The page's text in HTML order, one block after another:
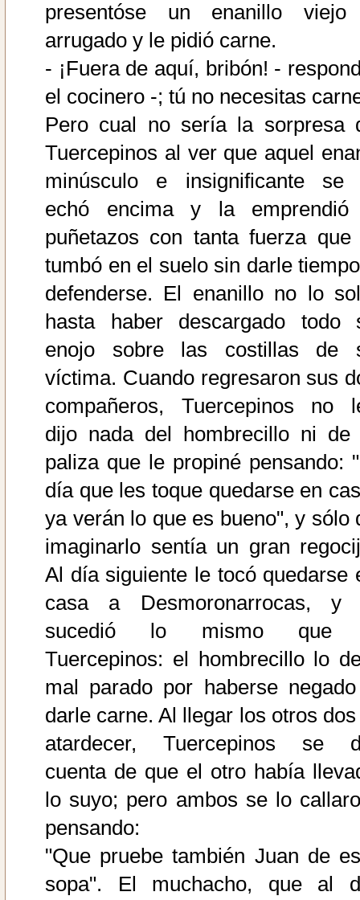
presentóse un enanillo
arrugado y le pidió carne.
- ¡Fuera de aquí, bribón! -
el cocinero -; tú no necesitas
Pero cual no sería la sorpresa
Tuercepinos al ver que aquel
minúsculo e insignificante se
echó encima y la
puñetazos con tanta fuerza que
tumbó en el suelo sin darle
defenderse. El enanillo no lo
hasta haber descargado todo
enojo sobre las costillas de
víctima. Cuando regresaron sus
compañeros, Tuercepinos no
dijo nada del hombrecillo ni de
paliza que le propiné pensando:
día que les toque quedarse en
ya verán lo que es bueno", y sólo
imaginarlo sentía un gran
Al día siguiente le tocó quedarse
casa a Desmoronarrocas, y
sucedió lo mismo que
Tuercepinos: el hombrecillo lo
mal parado por haberse
darle carne. Al llegar los otros
atardecer, Tuercepinos se
cuenta de que el otro había
lo suyo; pero ambos se lo
pensando:
"Que pruebe también Juan de
sopa". El muchacho, que al